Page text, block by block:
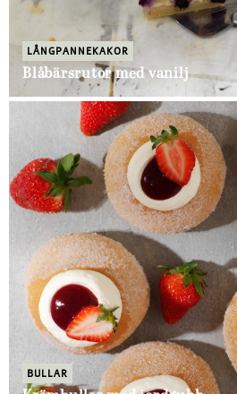
LÅNGPANNEKAKOR
Blåbärsrutor med vanilj
BULLAR